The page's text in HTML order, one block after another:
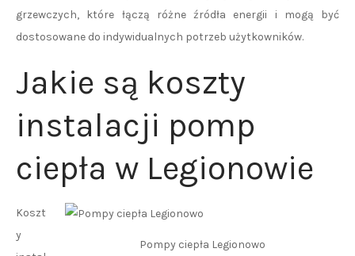
grzewczych, które łączą różne źródła energii i mogą być
dostosowane do indywidualnych potrzeb użytkowników.
Jakie są koszty
instalacji pomp
ciepła w Legionowie
Pompy ciepła Legionowo
Koszt
y